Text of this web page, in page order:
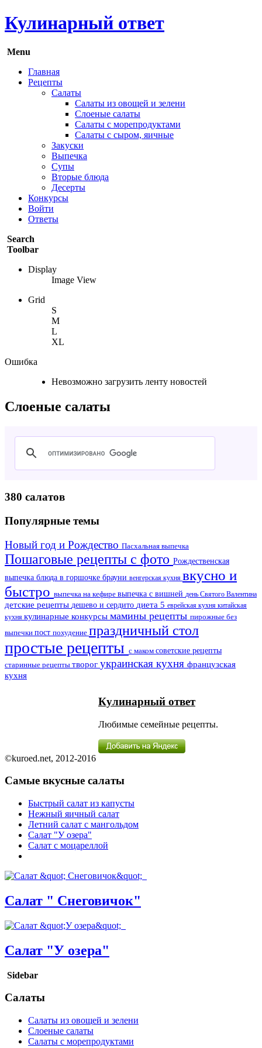
Кулинарный ответ
Menu
Главная
Рецепты
Салаты
Салаты из овощей и зелени
Слоеные салаты
Салаты с морепродуктами
Салаты с сыром, яичные
Закуски
Выпечка
Супы
Вторые блюда
Десерты
Конкурсы
Войти
Ответы
Search
Toolbar
Display
Image View
Grid
S
M
L
XL
Ошибка
Невозможно загрузить ленту новостей
Слоеные салаты
380 салатов
Популярные темы
Новый год и Рождество Пасхальная выпечка
Пошаговые рецепты с фото Рождественская
выпечка блюда в горшочке брауни венгерская кухня вкусно и
быстро выпечка на кефире выпечка с вишней день Святого Валентина
детские рецепты дешево и сердито диета 5 еврейская кухня китайская
кухня кулинарные конкурсы мамины рецепты пирожные без
выпечки пост похудение праздничный стол
простые рецепты с маком советские рецепты
старинные рецепты творог украинская кухня французская
кухня
Кулинарный ответ
Любимые семейные рецепты.
©kuroed.net, 2012-2016
Самые вкусные салаты
Быстрый салат из капусты
Нежный яичный салат
Летний салат с мангольдом
Салат "У озера"
Салат с моцареллой
Салат " Снеговичок"
Салат "У озера"
Sidebar
Салаты
Салаты из овощей и зелени
Слоеные салаты
Салаты с морепродуктами